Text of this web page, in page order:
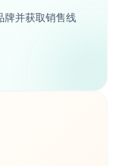
牌并获取销售线